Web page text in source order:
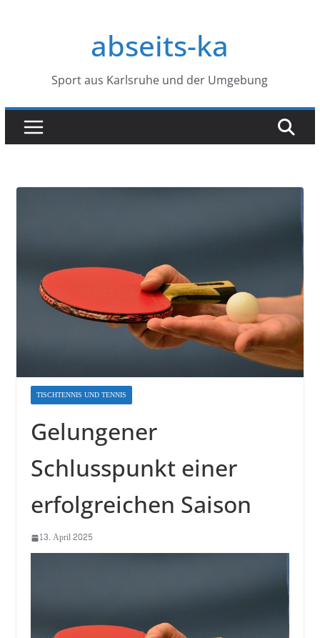
abseits-ka
Sport aus Karlsruhe und der Umgebung
TISCHTENNIS UND TENNIS
Gelungener
Schlusspunkt einer
erfolgreichen Saison
13. April 2025